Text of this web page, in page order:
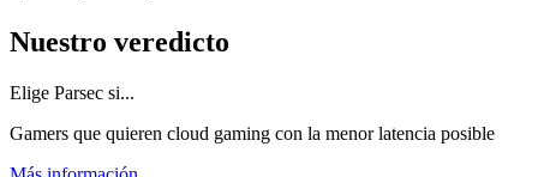
Nuestro veredicto
Elige Parsec si...
Gamers que quieren cloud gaming con la menor latencia posible